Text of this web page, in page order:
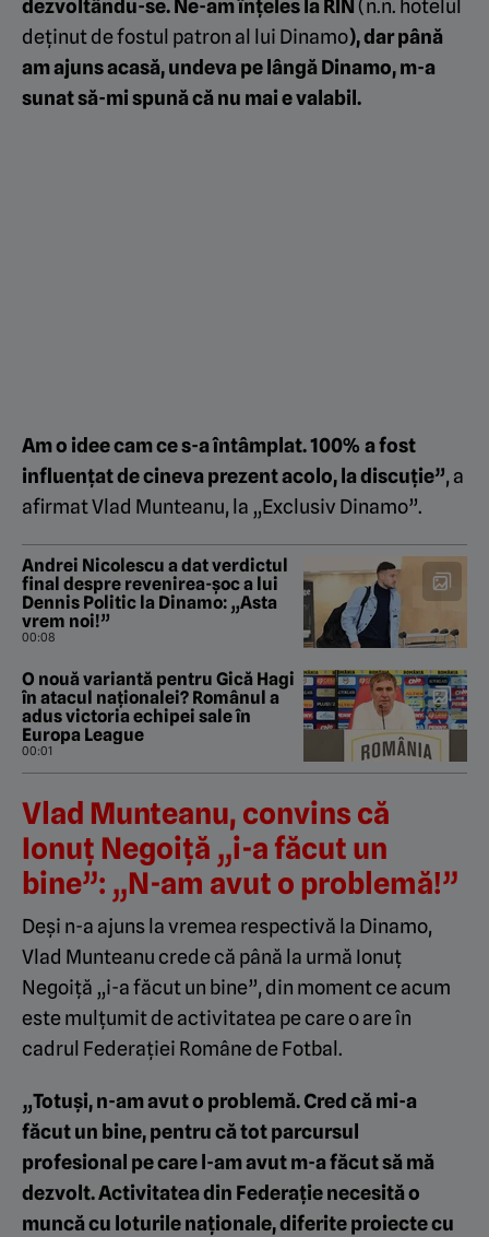
dezvoltându-se. Ne-am înțeles la RIN(n.n. hotelul
deținut de fostul patron al lui Dinamo), dar până
am ajuns acasă, undeva pe lângă Dinamo, m-a
sunat să-mi spună că nu mai e valabil.
Am o idee cam ce s-a întâmplat. 100% a fost
influențat de cineva prezent acolo, la discuție”, a
afirmat Vlad Munteanu, la „Exclusiv Dinamo”.
Andrei Nicolescu a dat verdictul
final despre revenirea-șoc a lui
Dennis Politic la Dinamo: „Asta
vrem noi!”
00:08
O nouă variantă pentru Gică Hagi
în atacul naționalei? Românul a
adus victoria echipei sale în
Europa League
00:01
Vlad Munteanu, convins că
Ionuț Negoiță „i-a făcut un
bine”: „N-am avut o problemă!”
Deși n-a ajuns la vremea respectivă la Dinamo,
Vlad Munteanu crede că până la urmă Ionuț
Negoiță „i-a făcut un bine”, din moment ce acum
este mulțumit de activitatea pe care o are în
cadrul Federației Române de Fotbal.
„Totuși, n-am avut o problemă. Cred că mi-a
făcut un bine, pentru că tot parcursul
profesional pe care l-am avut m-a făcut să mă
dezvolt. Activitatea din Federație necesită o
muncă cu loturile naționale, diferite proiecte cu